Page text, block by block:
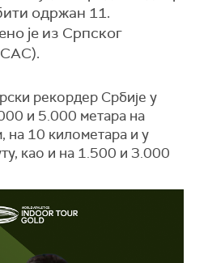
одржан 11.
је из Српског
рекордер Србије у
и 5.000 метара на
на 10 километара и у
као и на 1.500 и 3.000